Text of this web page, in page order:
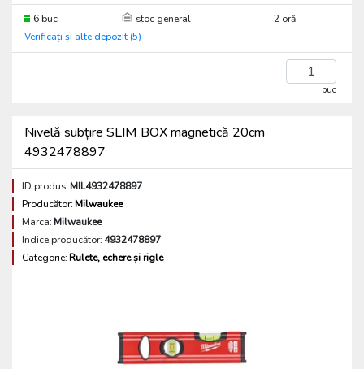
6 buc stoc general
2 oră
Verificați și alte depozit (5)
buc
Nivelă subțire SLIM BOX magnetică 20cm
4932478897
ID produs:MIL4932478897
Producător:Milwaukee
Marca:Milwaukee
Indice producător: 4932478897
Categorie:Rulete, echere și rigle